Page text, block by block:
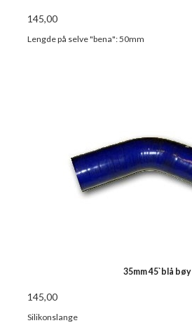
145,00
Lengde på selve "bena": 50mm
35mm 45`blå bøy
145,00
Silikonslange